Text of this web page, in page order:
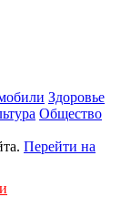
Здоровье
Общество
Перейти на